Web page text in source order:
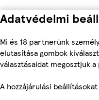
Adatvédelmi
Mi és 18 partnerünk
elutasítása gombok
választásaidat megosztjuk
A hozzájárulási